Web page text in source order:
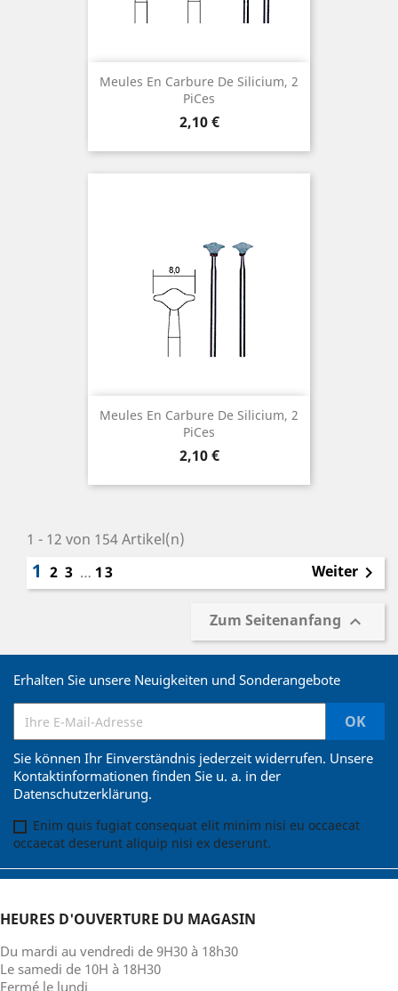
Meules En Carbure De Silicium, 2
Pices
Preis
2,10 €
Meules En Carbure De Silicium, 2
Pices
Preis
2,10 €
1 - 12 von 154 Artikel(n)
1 2 3 … 13 Weiter 
Zum Seitenanfang 
Erhalten Sie unsere Neuigkeiten und Sonderangebote
Sie können Ihr Einverständnis jederzeit widerrufen. Unsere
Kontaktinformationen finden Sie u. a. in der
Datenschutzerklärung.
Enim quis fugiat consequat elit minim nisi eu occaecat
occaecat deserunt aliquip nisi ex deserunt.
HEURES D'OUVERTURE DU MAGASIN
Du mardi au vendredi de 9H30 à 18h30
Le samedi de 10H à 18H30
Fermé le lundi